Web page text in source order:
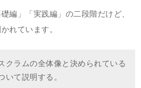
編」「実践編」の二段階だけど、
れています。
ラムの全体像と決められている
いて説明する。